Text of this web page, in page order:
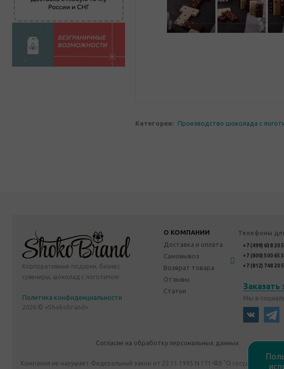
Категории: Производство шоколада с
Корпоративные подарки, бизнес
сувениры, шоколад с логотипом
Политика конфиденциальности
2026 © «Shokobrand»
О КОМПАНИИ
Доставка и оплата
Самовывоз
Возврат товара
Отзывы
Статьи
Телефоны
+7 (499) 638 20
+7 (800) 500 65
+7 (812) 748 20
Заказать
Мы в
Согласие на обработку персональных данных
Компания не нарушает Федеральный закон от 22.11.1995 N 171-ФЗ "О